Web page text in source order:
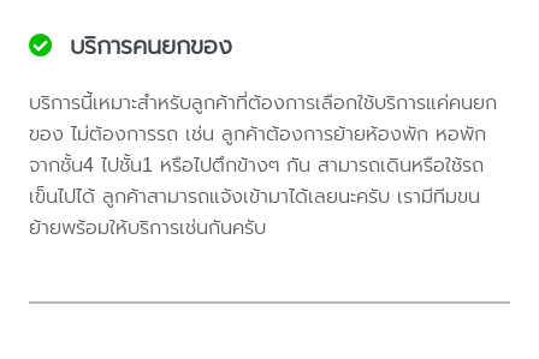
บริการคนยกของ
บริการนี้เหมาะสำหรับลูกค้าที่ต้องการเลือกใช้บริการแค่คนยก
ของ ไม่ต้องการรถ เช่น ลูกค้าต้องการย้ายห้องพัก หอพัก
จากชั้น4 ไปชั้น1 หรือไปตึกข้างๆ กัน สามารถเดินหรือใช้รถ
เข็นไปได้ ลูกค้าสามารถแจ้งเข้ามาได้เลยนะครับ เรามีทีมขน
ย้ายพร้อมให้บริการเช่นกันครับ